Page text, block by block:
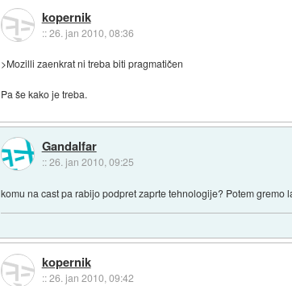
kopernik
::26. jan 2010, 08:36
>Mozilli zaenkrat ni treba biti pragmatičen
Pa še kako je treba.
Gandalfar
::26. jan 2010, 09:25
komu na cast pa rabijo podpret zaprte tehnologije? Potem gremo
kopernik
::26. jan 2010, 09:42